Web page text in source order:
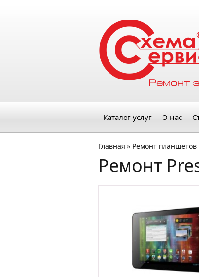
Каталог услуг О нас
Главная » Ремонт планшетов
Ремонт